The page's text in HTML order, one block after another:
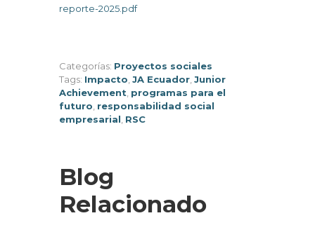
reporte-2025.pdf
Categorías: Proyectos sociales
Tags: Impacto,JA Ecuador,Junior
Achievement, programas para el
futuro, responsabilidad social
empresarial, RSC
Blog
Relacionado